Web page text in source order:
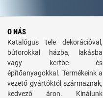
O NÁS
Katalógus tele dekorációval,
bútorokkal házba, lakásba
vagy kertbe és
építőanyagokkal. Termékeink a
vezető gyártóktól származnak,
kedvező áron. Kínálunk